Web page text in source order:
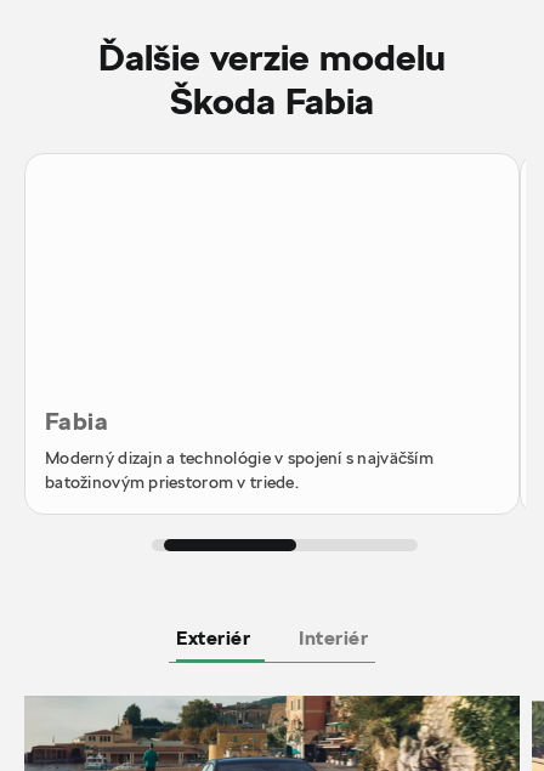
Ďalšie verzie modelu
Škoda Fabia
Fabia
Moderný dizajn a technológie v spojení s najväčším
batožinovým priestorom v triede.
Exteriér Interiér